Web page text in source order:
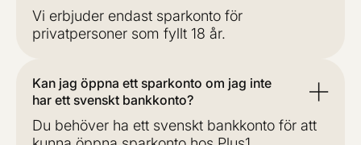
Vi erbjuder endast sparkonto för
privatpersoner som fyllt 18 år.
Kan jag öppna ett sparkonto om jag inte
har ett svenskt bankkonto?
Du behöver ha ett svenskt bankkonto för att